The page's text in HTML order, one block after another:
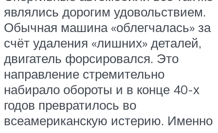
являлись дорогим удовольствием.
Обычная машина «облегчалась» за
счёт удаления «лишних» деталей,
двигатель форсировался. Это
направление стремительно
набирало обороты и в конце 40-х
годов превратилось во
всеамериканскую истерию. Именно